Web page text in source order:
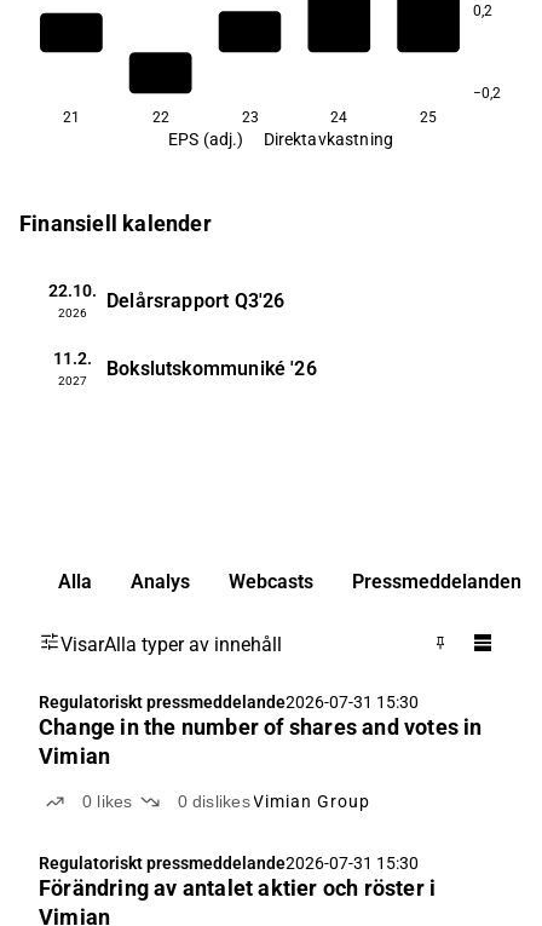
0,2
−0,2
21
22 23 24 25
EPS (adj.) Direktavkastning
Finansiell kalender
22.10.
2026
Delårsrapport Q3'26
11.2.
2027
Bokslutskommuniké '26
Alla Analys Webcasts Pressmeddelanden
VisarAlla typer av innehåll
Regulatoriskt pressmeddelande2026-07-31 15:30
Change in the number of shares and votes in
Vimian
0 likes 0 dislikes Vimian Group
Regulatoriskt pressmeddelande2026-07-31 15:30
Förändring av antalet aktier och röster i
Vimian